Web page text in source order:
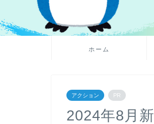
ホーム
アクション PR
2024年8月